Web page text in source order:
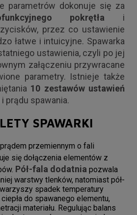
parametrów dokonuje się za
pokrętła i
przez co ustawienie
łatwe i intuicyjne. Spawarka
ustawienia, czyli po jej
załączeniu przywracane
parametry. Istnieje także
10 zestawów ustawień
prądu spawania.
SPAWARKI
przemiennym o fali
się dołączenia elementów z
Pół-fala dodatnia pozwala
warstwy tlenków, natomiast pół-
spadek temperatury
do spawanego elementu,
materiału. Regulując balans